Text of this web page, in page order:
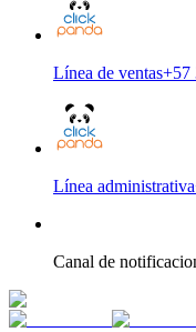
Línea de ventas+57
Línea administrativa
Canal de